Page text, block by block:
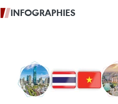
INFOGRAPHIES